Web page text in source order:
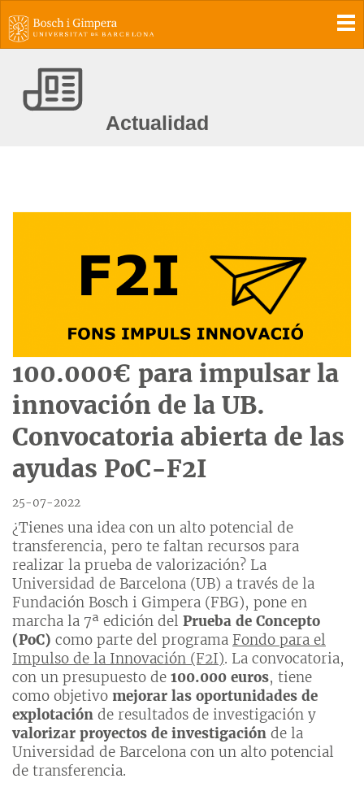
Actualidad
100.000€ para impulsar la
innovación de la UB.
Convocatoria abierta de las
ayudas PoC-F2I
25-07-2022
¿Tienes una idea con un alto potencial de
transferencia, pero te faltan recursos para
realizar la prueba de valorización? La
Universidad de Barcelona (UB) a través de la
Fundación Bosch i Gimpera (FBG), pone en
marcha la 7ª edición del Prueba de Concepto
(PoC) como parte del programa Fondo para el
Impulso de la Innovación (F2I). La convocatoria,
con un presupuesto de 100.000 euros, tiene
como objetivo mejorar las oportunidades de
explotación de resultados de investigación y
valorizar proyectos de investigación de la
Universidad de Barcelona con un alto potencial
de transferencia.